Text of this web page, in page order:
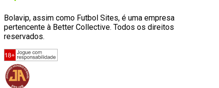
Bolavip, assim como Futbol Sites, é uma empresa
pertencente à Better Collective. Todos os direitos
reservados.